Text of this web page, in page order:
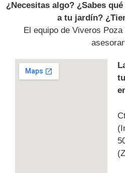
¿Necesitas algo? ¿Sabes
a tu jardín?
El equipo de Viveros